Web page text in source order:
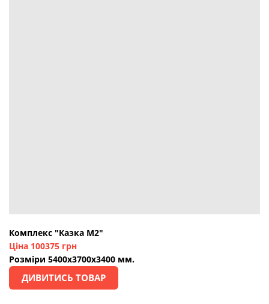
Комплекс "Казка М2"
Ціна 100375 грн
Розміри 5400х3700х3400 мм.
ДИВИТИСЬ ТОВАР